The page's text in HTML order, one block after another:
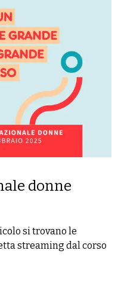
donne
si trovano le
streaming dal corso